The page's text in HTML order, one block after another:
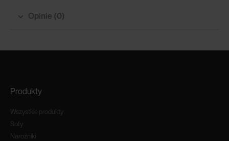
Opinie (0)
Produkty
Wszystkie produkty
Sofy
Narożniki